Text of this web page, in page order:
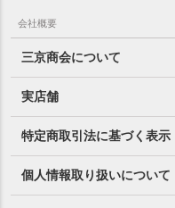
会社概要
三京商会について
実店舗
特定商取引法に基づく表示
個人情報取り扱いについて